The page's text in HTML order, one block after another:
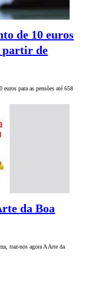
de 10 euros
partir de
para as pensões até 658
da Boa
traz-nos agora A Arte da